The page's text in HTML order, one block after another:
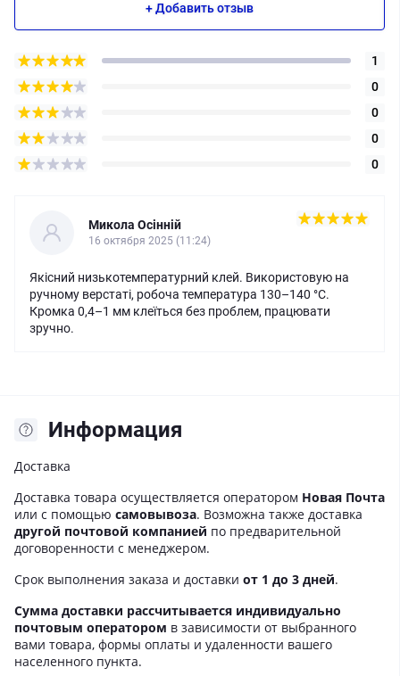
+ Добавить отзыв
1
0
0
0
0
Микола Осінній
16 октября 2025 (11:24)
Якісний низькотемпературний клей. Використовую на
ручному верстаті, робоча температура 130–140 °C.
Кромка 0,4–1 мм клеїться без проблем, працювати
зручно.
Информация
Доставка
Доставка товара осуществляется оператором Новая Почта
или с помощью самовывоза. Возможна также доставка
другой почтовой компанией по предварительной
договоренности с менеджером.
Срок выполнения заказа и доставки от 1 до 3 дней.
Сумма доставки рассчитывается индивидуально
почтовым оператором в зависимости от выбранного
вами товара, формы оплаты и удаленности вашего
населенного пункта.